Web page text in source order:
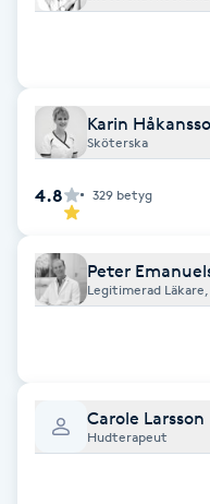
Föning
Gel naglar
Gelenaglar
Gellack med förstärkning
Gravidmassage
Karin
Sköterska
4.8 329 betyg
Peter
Legitimerad
Carole Larsson
Hudterapeut